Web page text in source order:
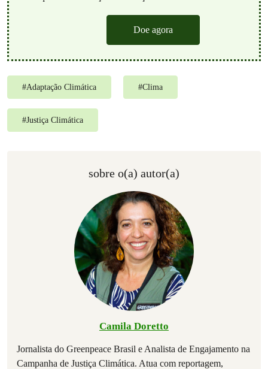
Doe agora
#Adaptação Climática #Clima
#Justiça Climática
sobre o(a) autor(a)
Camila Doretto
Jornalista do Greenpeace Brasil e Analista de Engajamento na
Campanha de Justiça Climática. Atua com reportagem,